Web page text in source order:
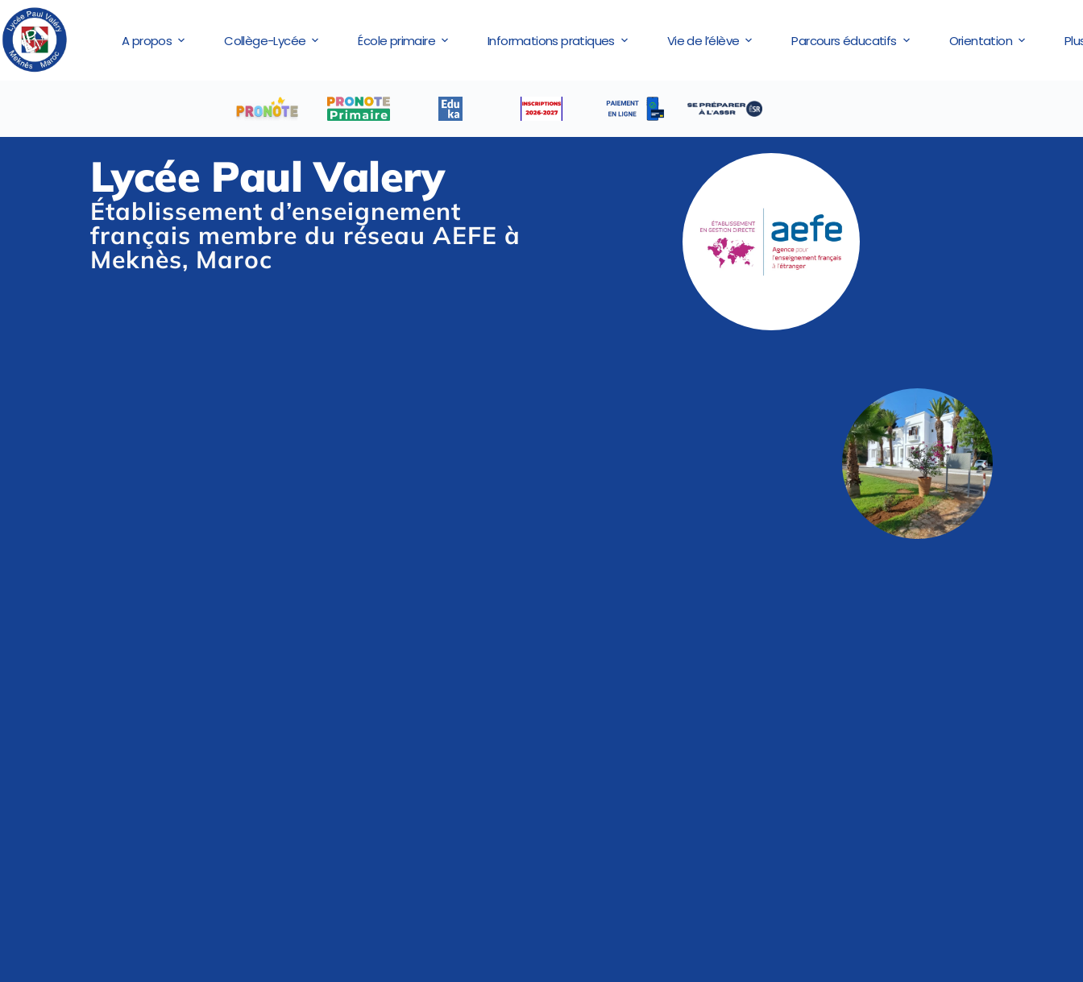
A propos Collège-Lycée École primaire Informations pratiques Vie de l’élève Parcours éducatifs Orientation
Lycée Paul Valery
Établissement d’enseignement
français membre du réseau AEFE à
Meknès, Maroc